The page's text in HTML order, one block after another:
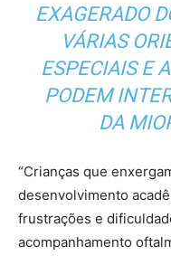
EXAGERADO
VÁRIAS
ESPECIAIS E
PODEM
DA
“Crianças que
desenvolvimento
frustrações e
acompanhamento